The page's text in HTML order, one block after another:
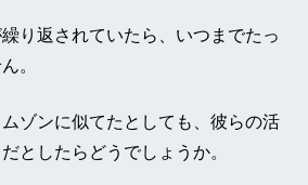
り返されていたら、いつまでたっ
。
ゾンに似てたとしても、彼らの活
としたらどうでしょうか。